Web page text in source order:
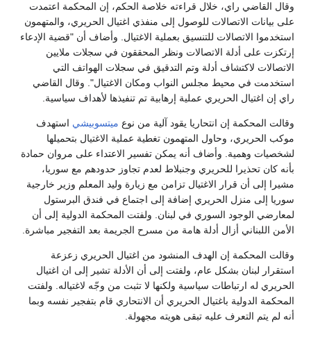
وقال القاضي راي، خلال قراءته خلاصة الحكم، إن المحكمة اعتمدت
على بيانات الاتصالات للوصول إلى منفذي اغتيال الحريري، والمتهمون
استخدموا الاتصالات للتنسيق بعملية الاغتيال. وأضاف أن "قضية الإدعاء
إرتكزت على أدلة الاتصالات ونظر المحققون في سجلات ملايين
الاتصالات لاكتشاف أدلة وتم التدقيق في سجلات الهواتف التي
استخدمت في محيط مجلس النواب ومكان الاغتيال". وقال القاضي
راي إن اغتيال الحريري عملية إرهابية تم تنفيذها لأهداف سياسية.
وقالت المحكمة إن انتحاريا يقود آلية من نوع ميتسوبيشي استهدف
موكب الحريري، وحاول المتهمون تغطية عملية الاغتيال بتحميلها
لشخصيات وهمية. وأضاف أنه يمكن تفسير الاعتداء على مروان حمادة
بأنه كان تحذيرا للحريري وجنبلاط لعدم تجاوز حدودهم مع سوريا،
مشيرا إلى أن قرار الاغتيال تزامن مع زيارة وليد المعلم وزير خارجية
سوريا إلى منزل الحريري إضافة إلى اجتماع في فندق البرستول
لمعارضي الوجود السوري في لبنان. ولفتت المحكمة الدولية إلى أن
الأمن اللبناني أزال أدلة هامة من مسرح الجريمة بعد التفجير مباشرة.
وقالت المحكمة إن الهدف المنشود من اغتيال الحريري زعزعة
استقرار لبنان بشكل عام، ولفتت إلى أن الأدلة تشير إلى ان اغتيال
الحريري له ارتباطات سياسية ولكنها لا تثبت من وجّه لاغتياله. ولفتت
المحكمة الدولية باغتيال الحريري أن الانتحاري قام بتفجير نفسه وبما
أنه لم يتم التعرف عليه تبقى هويته مجهولة.